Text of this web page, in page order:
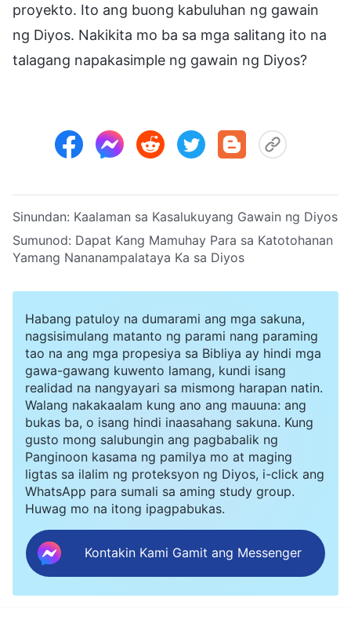
proyekto. Ito ang buong kabuluhan ng gawain
ng Diyos. Nakikita mo ba sa mga salitang ito na
talagang napakasimple ng gawain ng Diyos?
Sinundan: Kaalaman sa Kasalukuyang Gawain ng Diyos
Sumunod: Dapat Kang Mamuhay Para sa Katotohanan
Yamang Nananampalataya Ka sa Diyos
Habang patuloy na dumarami ang mga sakuna,
nagsisimulang matanto ng parami nang paraming
tao na ang mga propesiya sa Bibliya ay hindi mga
gawa-gawang kuwento lamang, kundi isang
realidad na nangyayari sa mismong harapan natin.
Walang nakakaalam kung ano ang mauuna: ang
bukas ba, o isang hindi inaasahang sakuna. Kung
gusto mong salubungin ang pagbabalik ng
Panginoon kasama ng pamilya mo at maging
ligtas sa ilalim ng proteksyon ng Diyos, i-click ang
WhatsApp para sumali sa aming study group.
Huwag mo na itong ipagpabukas.
Kontakin Kami Gamit ang Messenger